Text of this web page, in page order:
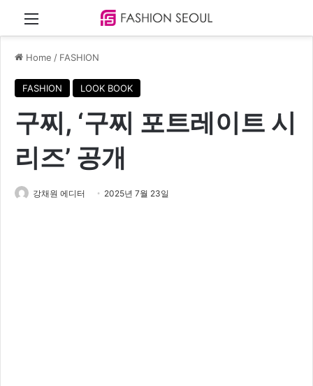
Menu
Home / FASHION
FASHION LOOK BOOK
구찌, ‘구찌 포트레이트 시
리즈’ 공개
강채원 에디터 2025년 7월 23일